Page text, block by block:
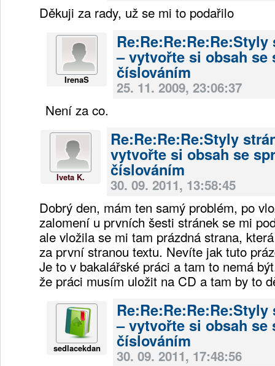
Děkuji za rady, už se mi to podařilo
IrenaS
Re:Re:Re:Re:Re:Styly
– vytvořte si obsah se
číslováním
25. 11. 2009, 23:06:37
Není za co.
Iveta K.
Re:Re:Re:Re:Styly
vytvořte si obsah se
číslováním
30. 09. 2011, 13:58:45
Dobrý den, mám ten samý problém, po
zalomení u prvních šesti stránek se mi
ale vložila se mi tam prázdná strana,
za první stranou textu. Nevíte jak tuto
Je to v bakalářské práci a tam to nemá
že práci musím uložit na CD a tam by to
sedlacekdan
Re:Re:Re:Re:Re:Styly
– vytvořte si obsah se
číslováním
30. 09. 2011, 17:48:56